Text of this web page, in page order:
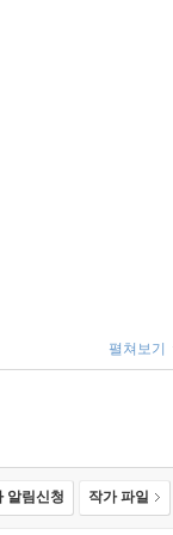
펼쳐보기
알림신청 작가 파일